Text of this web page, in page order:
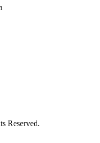
Reserved.